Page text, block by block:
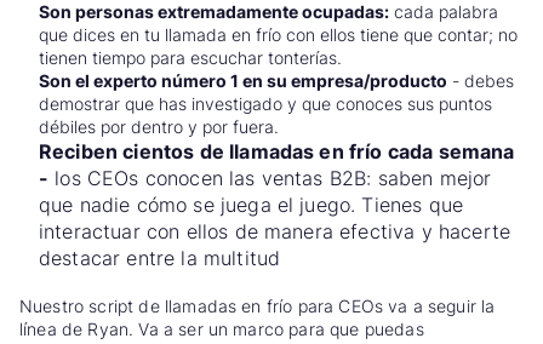
Son personas extremadamente ocupadas: cada palabra
que dices en tu llamada en frío con ellos tiene que contar; no
tienen tiempo para escuchar tonterías.
Son el experto número 1 en su empresa/producto - debes
demostrar que has investigado y que conoces sus puntos
débiles por dentro y por fuera.
Reciben cientos de llamadas en frío cada semana
- los CEOs conocen las ventas B2B: saben mejor
que nadie cómo se juega el juego. Tienes que
interactuar con ellos de manera efectiva y hacerte
destacar entre la multitud
Nuestro script de llamadas en frío para CEOs va a seguir la
línea de Ryan. Va a ser un marco para que puedas